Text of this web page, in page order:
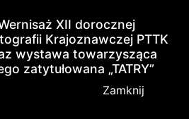
XII dorocznej
Krajoznawczej PTTK
wystawa towarzysząca
zatytułowana „TATRY”
Zamknij